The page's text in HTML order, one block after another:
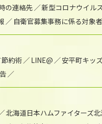
の連絡先
新型コロナウイル
自衛官募集事務に係る対象
約術 LINE@ 安平町キッ
北海道日本ハムファイターズ